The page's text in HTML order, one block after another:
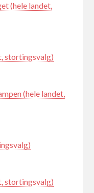
(hele landet,
stortingsvalg)
(hele landet,
stortingsvalg)